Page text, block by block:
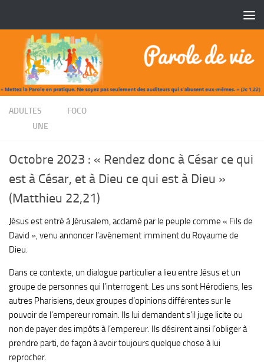
ADULTES FOCO
UNE
Octobre 2023 : « Rendez donc à César ce qui
est à César, et à Dieu ce qui est à Dieu »
(Matthieu 22,21)
Jésus est entré à Jérusalem, acclamé par le peuple comme « Fils de
David », venu annoncer l’avènement imminent du Royaume de
Dieu.
Dans ce contexte, un dialogue particulier a lieu entre Jésus et un
groupe de personnes qui l’interrogent. Les uns sont Hérodiens, les
autres Pharisiens, deux groupes d’opinions différentes sur le
pouvoir de l’empereur romain. Ils lui demandent s’il juge licite ou
non de payer des impôts à l’empereur. Ils désirent ainsi l’obliger à
prendre parti, de façon à avoir toujours quelque chose à lui
reprocher.